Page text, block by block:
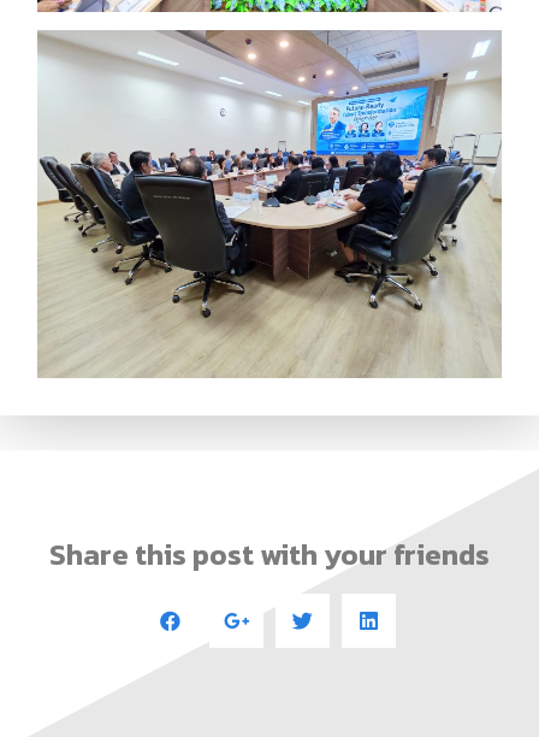
Share this post with your friends